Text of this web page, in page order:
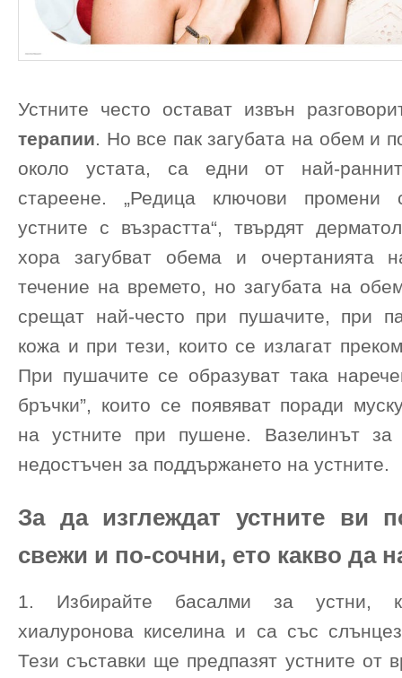
Устните често остават извън
терапии. Но все пак загубата на обем и
около устата, са едни от най-
стареене. „Редица ключови промени
устните с възрастта“, твърдят
хора загубват обема и очертанията
течение на времето, но загубата на
срещат най-често при пушачите, при
кожа и при тези, които се излагат
При пушачите се образуват така
бръчки”, които се появяват поради
на устните при пушене. Вазелинът за
недостъчен за поддържането на устните.
За да изглеждат устните ви
свежи и по-сочни, ето какво да
1. Избирайте басалми за устни,
хиалуронова киселина и са със
Тези съставки ще предпазят устните от